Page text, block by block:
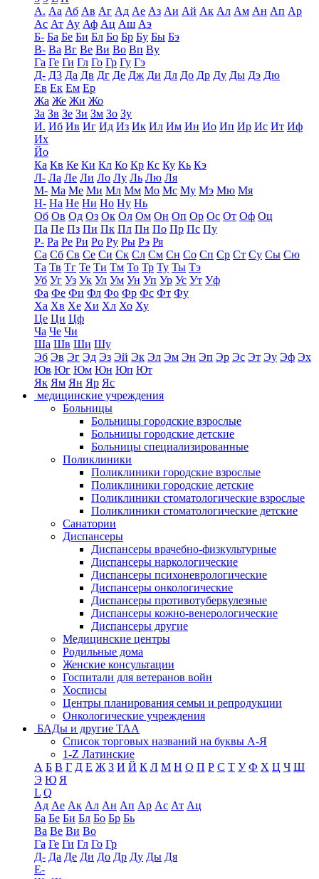
А. Аа Аб Ав Аг Ад Ае Аз Аи Ай Ак Ал Ам Ан Ап Ар
Ас Ат Ау Аф Ац Аш Аэ
Б- Ба Бе Би Бл Бо Бр Бу Бы Бэ
В- Ва Вг Ве Ви Во Вп Ву
Га Ге Ги Гл Го Гр Гу Гэ
Д- Д3 Да Дв Дг Де Дж Ди Дл До Др Ду Ды Дэ Дю
Ев Ек Ем Ер
Жа Же Жи Жо
За Зв Зе Зи Зм Зо Зу
И. Иб Ив Иг Ид Из Ик Ил Им Ин Ио Ип Ир Ис Ит Иф
Их
Йо
Ка Кв Ке Ки Кл Ко Кр Кс Ку Кь Кэ
Л- Ла Ле Ли Ло Лу Ль Лю Ля
М- Ма Ме Ми Мл Мм Мо Мс Му Мэ Мю Мя
Н- На Не Ни Но Ну Нь
Об Ов Од Оз Ок Ол Ом Он Оп Ор Ос От Оф Оц
Па Пе Пз Пи Пк Пл Пн По Пр Пс Пу
Р- Ра Ре Ри Ро Ру Ры Рэ Ря
Са Сб Св Се Си Ск Сл См Сн Со Сп Ср Ст Су Сы Сю
Та Тв Тг Те Ти Тм То Тр Ту Ты Тэ
Уб Уг Уз Ук Ул Ум Ун Уп Ур Ус Ут Уф
Фа Фе Фи Фл Фо Фр Фс Фт Фу
Ха Хв Хе Хи Хл Хо Ху
Це Ци Цф
Ча Че Чи
Ша Шв Ши Шу
Эб Эв Эг Эд Эз Эй Эк Эл Эм Эн Эп Эр Эс Эт Эу Эф Эх
Юв Юг Юм Юн Юп Ют
Як Ям Ян Яр Яс
медицинские учреждения
Больницы
Больницы городские взрослые
Больницы городские детские
Больницы специализированные
Поликлиники
Поликлиники городские взрослые
Поликлиники городские детские
Поликлиники стоматологические взрослые
Поликлиники стоматологические детские
Санатории
Диспансеры
Диспансеры врачебно-физкультурные
Диспансеры наркологические
Диспансеры психоневрологические
Диспансеры онкологические
Диспансеры противотуберкулезные
Диспансеры кожно-венерологические
Диспансеры другие
Медицинские центры
Родильные дома
Женские консультации
Госпитали для ветеранов войн
Хосписы
Центры планирования семьи и репродукции
Онкологические учреждения
БАДы и другие ТАА
Список торговых названий на буквы А-Я
1-Z Латинские
А Б В Г Д Е Ж З И Й К Л М Н О П Р С Т У Ф Х Ц Ч Ш
Э Ю Я
L Q
Ад Ае Ак Ал Ан Ап Ар Ас Ат Ац
Ба Бе Би Бл Бо Бр Бь
Ва Ве Ви Во
Га Ге Ги Гл Го Гр
Д- Да Де Ди До Др Ду Ды Дя
Е-